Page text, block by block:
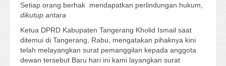
Setiap orang berhak mendapatkan perlindungan hukum,
dikutup antara
Ketua DPRD Kabupaten Tangerang Kholid Ismail saat
ditemui di Tangerang, Rabu, mengatakan pihaknya kini
telah melayangkan surat pemanggilan kepada anggota
dewan tersebut Baru hari ini kami layangkan surat